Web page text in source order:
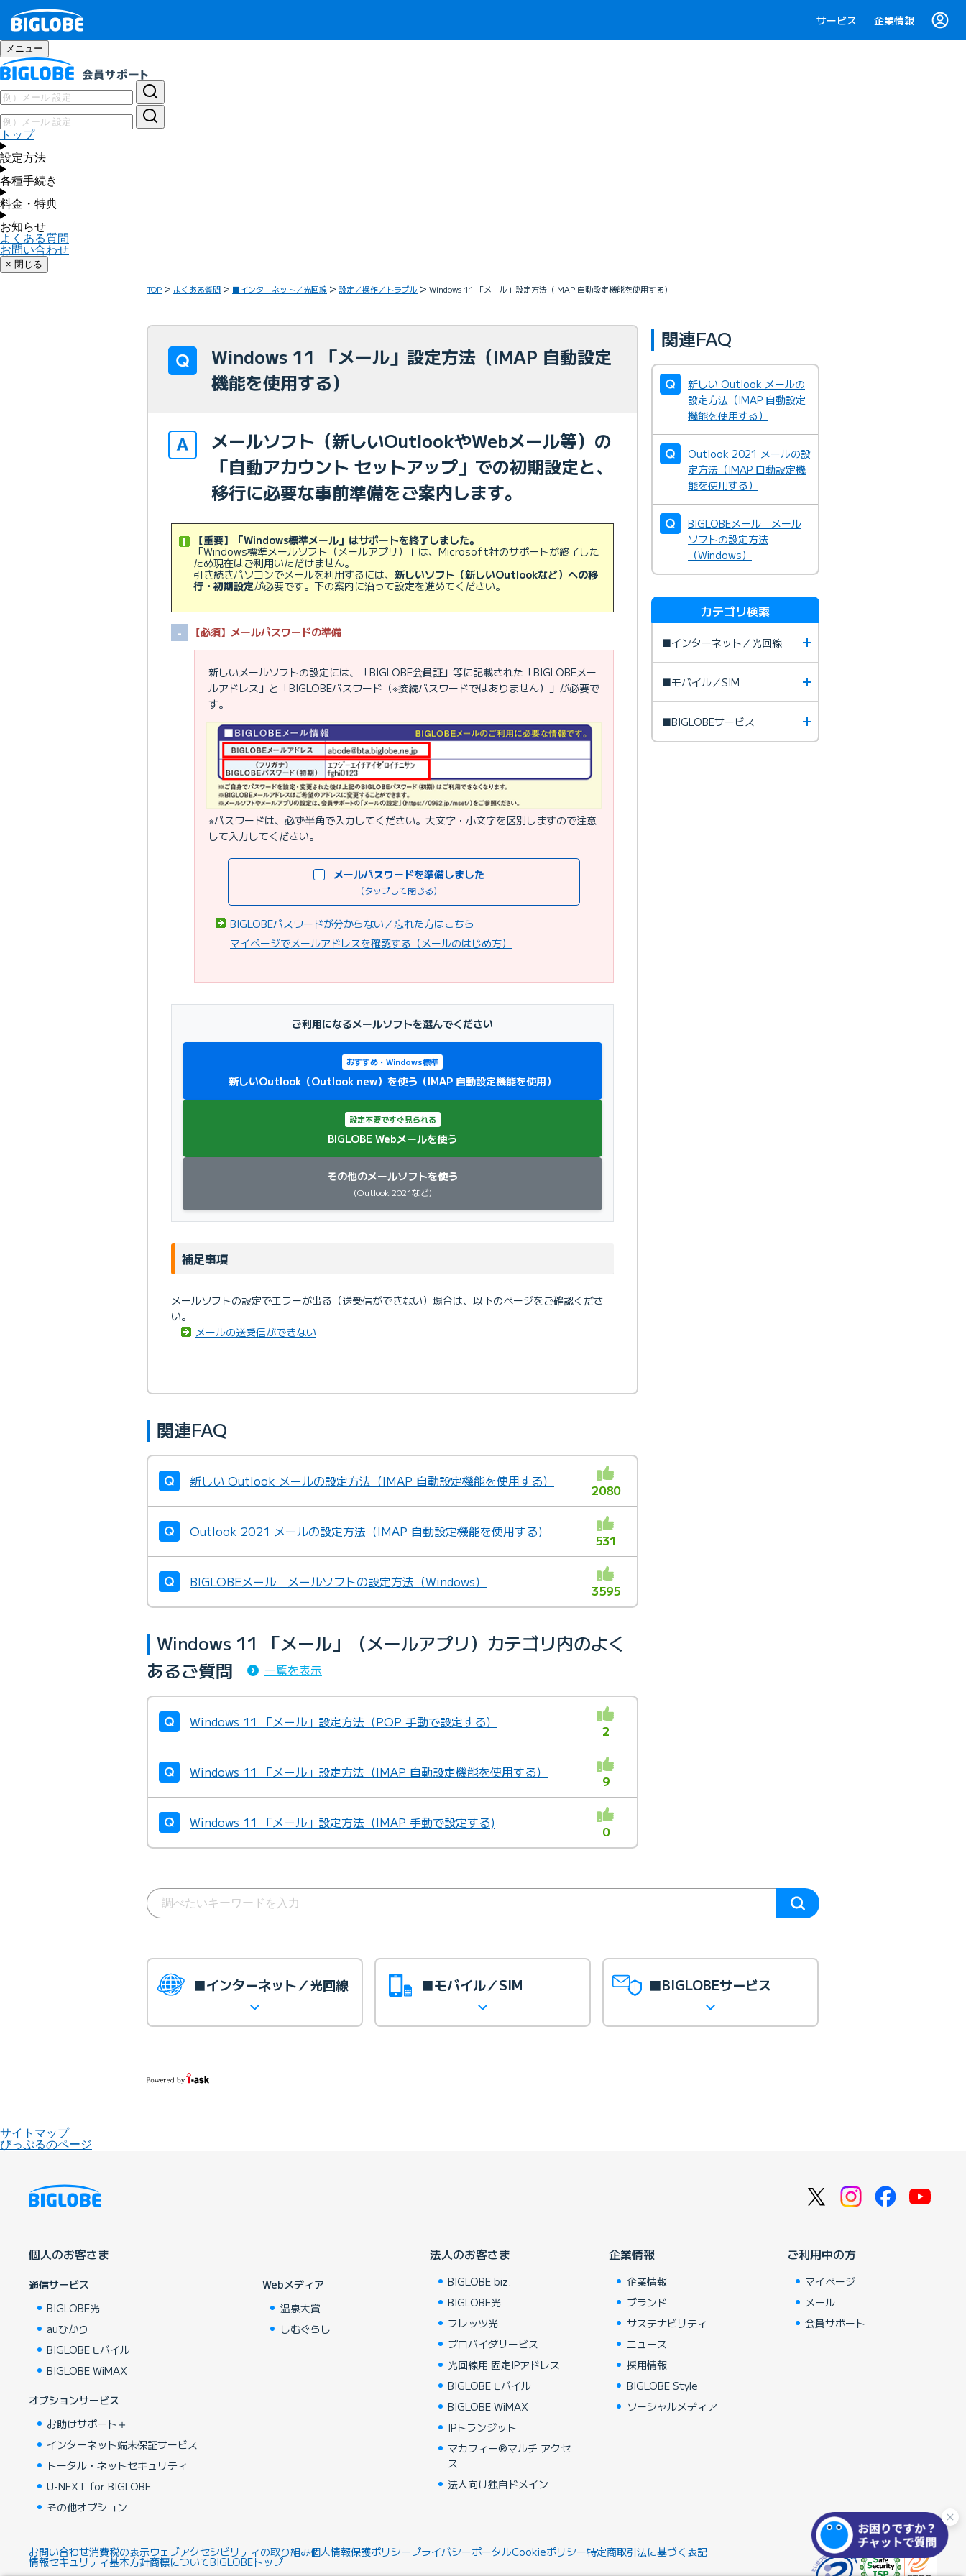
サービス 企業情報
メニュー
トップ
設定方法
各種手続き
料金・特典
お知らせ
よくある質問
お問い合わせ
× 閉じる
TOP よくある質問 ■インターネット／光回線 設定／操作／トラブル Windows 11 「メール」設定方法（IMAP 自動設定機能を使用する）
Windows 11 「メール」設定方法（IMAP 自動設定
機能を使用する）
メールソフト（新しいOutlookやWebメール等）の
「自動アカウント セットアップ」での初期設定と、
移行に必要な事前準備をご案内します。
【重要】「Windows標準メール」はサポートを終了しました。
「Windows標準メールソフト（メールアプリ）」は、Microsoft社のサポートが終了した
ため現在はご利用いただけません。
引き続きパソコンでメールを利用するには、 新しいソフト（新しいOutlookなど）への移
行・初期設定が必要です。下の案内に沿って設定を進めてください。
【必須】メールパスワードの準備
新しいメールソフトの設定には、「BIGLOBE会員証」等に記載された「BIGLOBEメー
ルアドレス」と「BIGLOBEパスワード（※接続パスワードではありません）」が必要で
す。
※パスワードは、必ず半角で入力してください。大文字・小文字を区別しますので注意
して入力してください。
メールパスワードを準備しました
（タップして閉じる）
BIGLOBEパスワードが分からない／忘れた方はこちら
マイページでメールアドレスを確認する（メールのはじめ方）
ご利用になるメールソフトを選んでください
おすすめ・Windows標準
新しいOutlook（Outlook new）を使う（IMAP 自動設定機能を使用）
設定不要ですぐ見られる
BIGLOBE Webメールを使う
その他のメールソフトを使う
(Outlook 2021など)
補足事項
メールソフトの設定でエラーが出る（送受信ができない）場合は、以下のページをご確認くださ
い。
メールの送受信ができない
関連FAQ
新しい Outlook メールの設定方法（IMAP 自動設定機能を使用する）
2080
Outlook 2021 メールの設定方法（IMAP 自動設定機能を使用する）
531
BIGLOBEメール メールソフトの設定方法（Windows）
3595
Windows 11 「メール」（メールアプリ）カテゴリ内のよく
あるご質問
一覧を表示
Windows 11 「メール」設定方法（POP 手動で設定する）
2
Windows 11 「メール」設定方法（IMAP 自動設定機能を使用する）
9
Windows 11 「メール」設定方法（IMAP 手動で設定する)
0
関連FAQ
新しい Outlook メールの
設定方法（IMAP 自動設定
機能を使用する）
Outlook 2021 メールの設
定方法（IMAP 自動設定機
能を使用する）
BIGLOBEメール メール
ソフトの設定方法
（Windows）
カテゴリ検索
■インターネット／光回線
■モバイル／SIM
■BIGLOBEサービス
■インターネット／光回線 ■モバイル／SIM ■BIGLOBEサービス
サイトマップ
びっぷるのページ
個人のお客さま
通信サービス
BIGLOBE光
auひかり
BIGLOBEモバイル
BIGLOBE WiMAX
オプションサービス
お助けサポート＋
インターネット端末保証サービス
トータル・ネットセキュリティ
U-NEXT for BIGLOBE
その他オプション
Webメディア
温泉大賞
しむぐらし
法人のお客さま
BIGLOBE biz.
BIGLOBE光
フレッツ光
プロバイダサービス
光回線用 固定IPアドレス
BIGLOBEモバイル
BIGLOBE WiMAX
IPトランジット
マカフィー®マルチ アクセ
ス
法人向け独自ドメイン
企業情報
企業情報
ブランド
サステナビリティ
ニュース
採用情報
BIGLOBE Style
ソーシャルメディア
ご利用中の方
マイページ
メール
会員サポート
お問い合わせ消費税の表示ウェブアクセシビリティの取り組み個人情報保護ポリシープライバシーポータルCookieポリシー特定商取引法に基づく表記
情報セキュリティ基本方針商標についてBIGLOBEトップ